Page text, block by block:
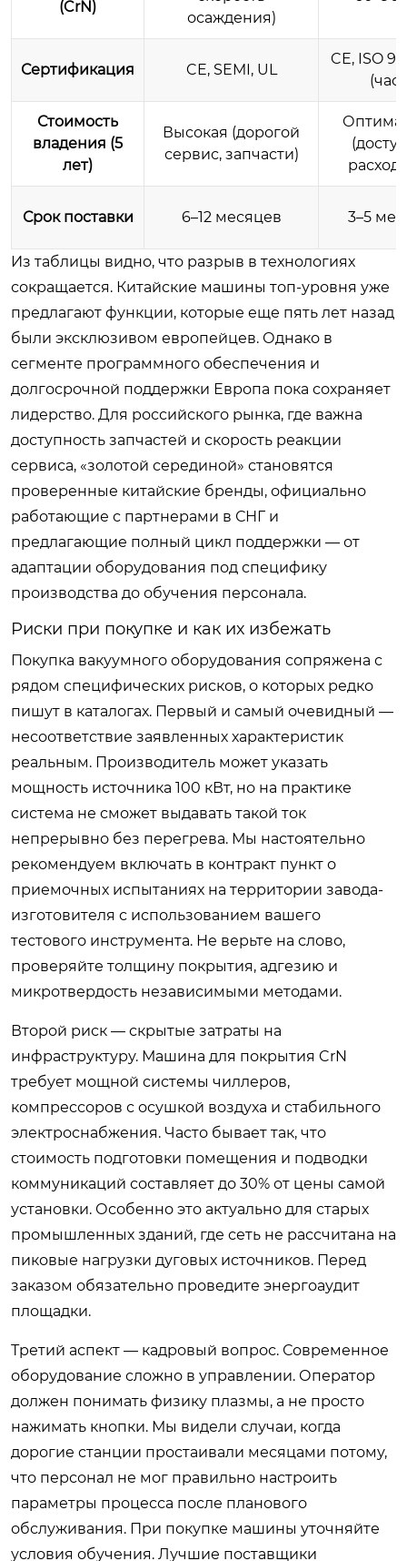
(CrN)
осаждения)
Сертификация CE, SEMI, UL
CE, ISO
Стоимость
владения (5
лет)
Высокая (дорогой
сервис, запчасти)
Срок поставки 6–12 месяцев 3–5
Из таблицы видно, что разрыв в технологиях
сокращается. Китайские машины топ-уровня уже
предлагают функции, которые еще пять лет назад
были эксклюзивом европейцев. Однако в
сегменте программного обеспечения и
долгосрочной поддержки Европа пока сохраняет
лидерство. Для российского рынка, где важна
доступность запчастей и скорость реакции
сервиса, «золотой серединой» становятся
проверенные китайские бренды, официально
работающие с партнерами в СНГ и
предлагающие полный цикл поддержки — от
адаптации оборудования под специфику
производства до обучения персонала.
Риски при покупке и как их избежать
Покупка вакуумного оборудования сопряжена с
рядом специфических рисков, о которых редко
пишут в каталогах. Первый и самый очевидный —
несоответствие заявленных характеристик
реальным. Производитель может указать
мощность источника 100 кВт, но на практике
система не сможет выдавать такой ток
непрерывно без перегрева. Мы настоятельно
рекомендуем включать в контракт пункт о
приемочных испытаниях на территории завода-
изготовителя с использованием вашего
тестового инструмента. Не верьте на слово,
проверяйте толщину покрытия, адгезию и
микротвердость независимыми методами.
Второй риск — скрытые затраты на
инфраструктуру. Машина для покрытия CrN
требует мощной системы чиллеров,
компрессоров с осушкой воздуха и стабильного
электроснабжения. Часто бывает так, что
стоимость подготовки помещения и подводки
коммуникаций составляет до 30% от цены самой
установки. Особенно это актуально для старых
промышленных зданий, где сеть не рассчитана на
пиковые нагрузки дуговых источников. Перед
заказом обязательно проведите энергоаудит
площадки.
Третий аспект — кадровый вопрос. Современное
оборудование сложно в управлении. Оператор
должен понимать физику плазмы, а не просто
нажимать кнопки. Мы видели случаи, когда
дорогие станции простаивали месяцами потому,
что персонал не мог правильно настроить
параметры процесса после планового
обслуживания. При покупке машины уточняйте
условия обучения. Лучшие поставщики